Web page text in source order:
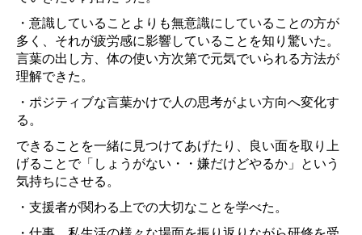
・意識していることよりも無意識にしていることの方が
多く、それが疲労感に影響していることを知り驚いた。
言葉の出し方、体の使い方次第で元気でいられる方法が
理解できた。
・ポジティブな言葉かけで人の思考がよい方向へ変化す
る。
できることを一緒に見つけてあげたり、良い面を取り上
げることで「しょうがない・・嫌だけどやるか」という
気持ちにさせる。
・支援者が関わる上での大切なことを学べた。